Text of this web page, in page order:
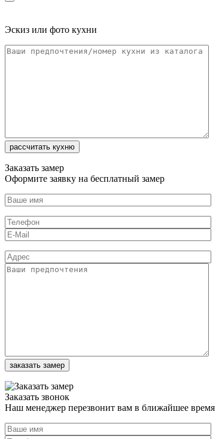
Эскиз или фото кухни
Заказать замер
Оформите заявку на бесплатный замер
Заказать звонок
Наш менеджер перезвонит вам в ближайшее время